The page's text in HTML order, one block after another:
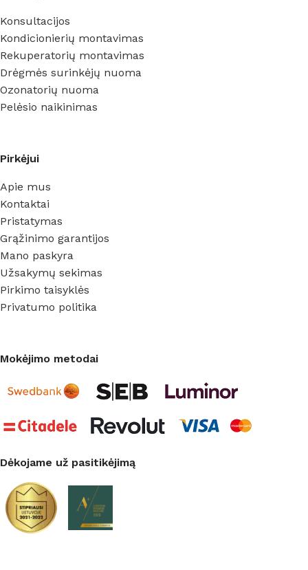
Konsultacijos
Kondicionierių montavimas
Rekuperatorių montavimas
Drėgmės surinkėjų nuoma
Ozonatorių nuoma
Pelėsio naikinimas
Pirkėjui
Apie mus
Kontaktai
Pristatymas
Grąžinimo garantijos
Mano paskyra
Užsakymų sekimas
Pirkimo taisyklės
Privatumo politika
Mokėjimo metodai
Dėkojame už pasitikėjimą